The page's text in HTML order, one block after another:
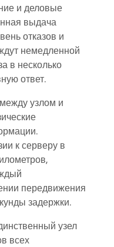
и деловые
выдача
отказов и
немедленной
в несколько
ответ.
узлом и
к серверу в
передвижения
задержки.
узел
всех